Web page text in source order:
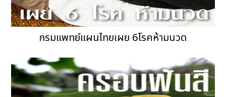
กรมแพทย์แผนไทยเผย 6โรคห้ามนวด